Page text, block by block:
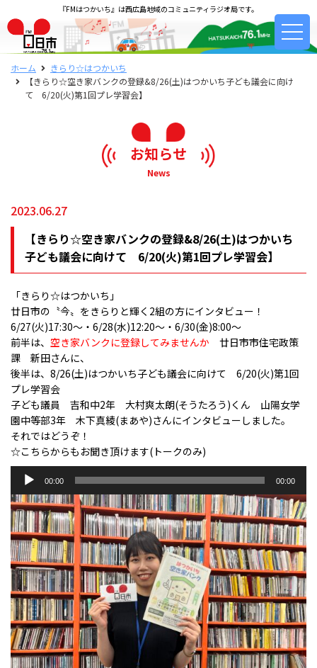
『FMはつかいち』は西広島地域のコミュニティラジオ局です。
ホーム
きらり☆はつかいち
【きらり☆空き家バンクの登録&8/26(土)はつかいち子ども議会に向け
て 6/20(火)第1回プレ学習会】
お知らせ
News
2023.06.27
【きらり☆空き家バンクの登録&8/26(土)はつかいち
子ども議会に向けて 6/20(火)第1回プレ学習会】
「きらり☆はつかいち」
廿日市の〝今〟をきらりと輝く2組の方にインタビュー！
6/27(火)17:30～・6/28(水)12:20～・6/30(金)8:00～
前半は、 空き家バンクに登録してみませんか 廿日市市住宅政策
課 新田さんに、
後半は、8/26(土)はつかいち子ども議会に向けて 6/20(火)第1回
プレ学習会
子ども議員 吉和中2年 大村爽太朗(そうたろう)くん 山陽女学
園中等部3年 木下真綾(まあや)さんにインタビューしました。
それではどうぞ！
☆こちらからもお聞き頂けます(トークのみ)
プ
レ
ー
ヤ
ー
00:00 00:00